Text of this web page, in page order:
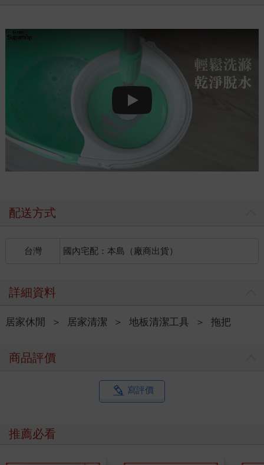
Play video
配送方式
台灣 國內宅配：本島（廠商出貨）
詳細資料
居家休閒 ＞ 居家清潔 ＞ 地板清潔工具 ＞ 拖把
商品評價
寫評價
推薦必看